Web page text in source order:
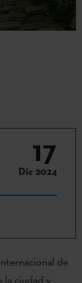
17
Dic 2024
de
la ciudad y